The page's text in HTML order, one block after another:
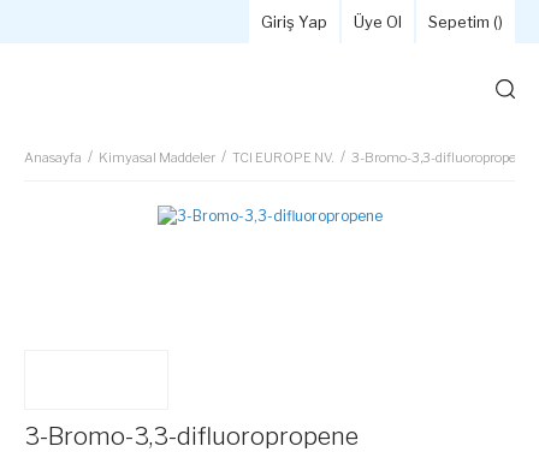
Giriş Yap Üye Ol Sepetim ()
Anasayfa Kimyasal Maddeler TCI EUROPE NV. 3-Bromo-3,3-difluoropropene
3-Bromo-3,3-difluoropropene